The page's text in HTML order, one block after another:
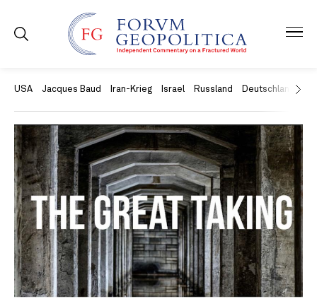
USA Jacques Baud Iran-Krieg Israel Russland Deutschland